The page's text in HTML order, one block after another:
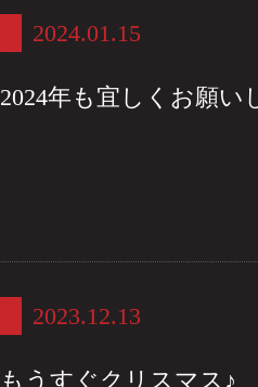
2024.01.15
2024年も宜しくお願い
2023.12.13
もうすぐクリスマス♪